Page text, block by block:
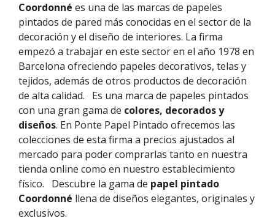
Coordonné es una de las marcas de papeles
pintados de pared más conocidas en el sector de la
decoración y el diseño de interiores. La firma
empezó a trabajar en este sector en el año 1978 en
Barcelona ofreciendo papeles decorativos, telas y
tejidos, además de otros productos de decoración
de alta calidad.
Es una marca de papeles pintados
con una gran gama de colores, decorados y
diseños. En Ponte Papel Pintado ofrecemos las
colecciones de esta firma a precios ajustados al
mercado para poder comprarlas tanto en nuestra
tienda online como en nuestro establecimiento
físico.
Descubre la gama de papel pintado
Coordonné llena de diseños elegantes, originales y
exclusivos.